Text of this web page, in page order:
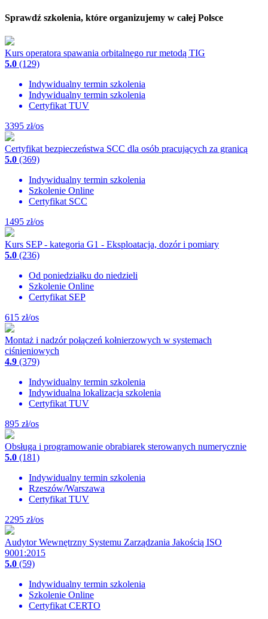
Sprawdź szkolenia, które organizujemy w całej Polsce
Kurs operatora spawania orbitalnego rur metodą TIG
5.0 (129)
Indywidualny termin szkolenia
Indywidualny termin szkolenia
Certyfikat TUV
3395 zł/os
Certyfikat bezpieczeństwa SCC dla osób pracujących za granicą
5.0 (369)
Indywidualny termin szkolenia
Szkolenie Online
Certyfikat SCC
1495 zł/os
Kurs SEP - kategoria G1 - Eksploatacja, dozór i pomiary
5.0 (236)
Od poniedziałku do niedzieli
Szkolenie Online
Certyfikat SEP
615 zł/os
Montaż i nadzór połączeń kołnierzowych w systemach
ciśnieniowych
4.9 (379)
Indywidualny termin szkolenia
Indywidualna lokalizacja szkolenia
Certyfikat TUV
895 zł/os
Obsługa i programowanie obrabiarek sterowanych numerycznie
5.0 (181)
Indywidualny termin szkolenia
Rzeszów/Warszawa
Certyfikat TUV
2295 zł/os
Audytor Wewnętrzny Systemu Zarządzania Jakością ISO
9001:2015
5.0 (59)
Indywidualny termin szkolenia
Szkolenie Online
Certyfikat CERTO